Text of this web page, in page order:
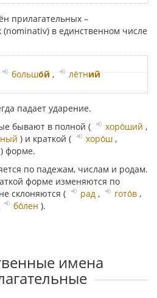
прилагательных –
в единственном числе
большо́й , ле́тний
падает ударение.
бывают в полной (
хоро́ший ,
) и краткой ( хоро́ш ,
) форме.
по падежам, числам и родам.
форме изменяются по
склоняются (
рад , гото́в ,
бо́лен ).
имена